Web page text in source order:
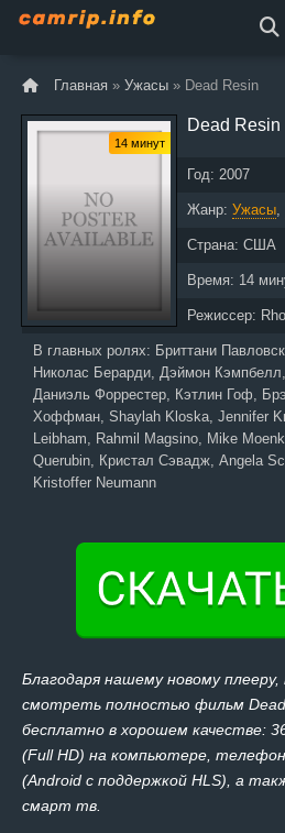
Главная » Ужасы » Dead Resin
14 минут
Dead Resin
Год: 2007
Жанр: Ужасы,
Страна: США
Время: 14
Режиссер:
В главных ролях: Бриттани
Николас Берарди, Дэймон
Даниэль Форрестер, Кэтлин Гоф,
Хоффман, Shaylah Kloska, Jennifer
Leibham, Rahmil Magsino, Mike
Querubin, Кристал Сэвадж, Angela
Kristoffer Neumann
Благодаря нашему новому
смотреть полностью фильм Dead
бесплатно в хорошем качестве:
(Full HD) на компьютере,
(Android с поддержкой HLS), а
смарт тв.